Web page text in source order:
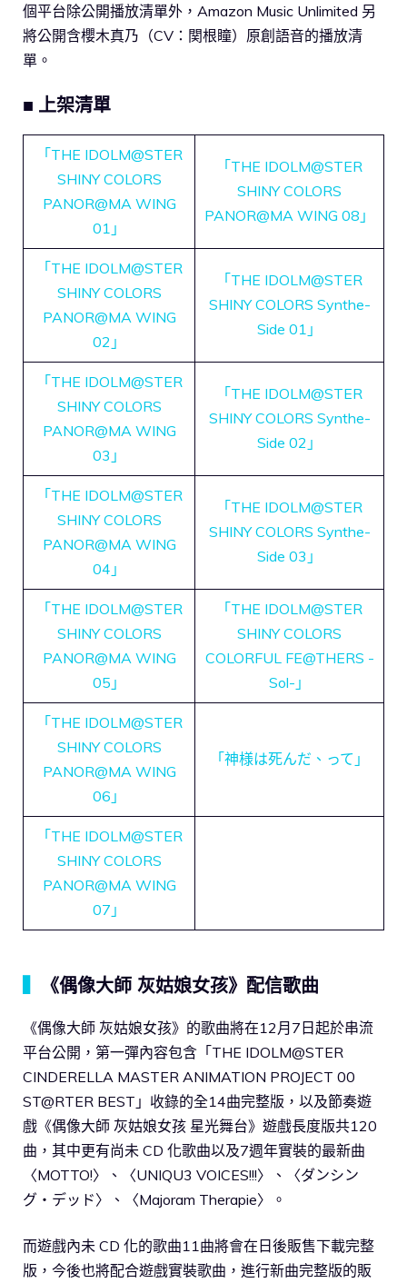
個平台除公開播放清單外，Amazon Music Unlimited 另
將公開含櫻木真乃（CV：関根瞳）原創語音的播放清
單。
■ 上架清單
「THE IDOLM@STER
SHINY COLORS
PANOR@MA WING
01」
「THE IDOLM@STER
SHINY COLORS
PANOR@MA WING 08」
「THE IDOLM@STER
SHINY COLORS
PANOR@MA WING
02」
「THE IDOLM@STER
SHINY COLORS Synthe-
Side 01」
「THE IDOLM@STER
SHINY COLORS
PANOR@MA WING
03」
「THE IDOLM@STER
SHINY COLORS Synthe-
Side 02」
「THE IDOLM@STER
SHINY COLORS
PANOR@MA WING
04」
「THE IDOLM@STER
SHINY COLORS Synthe-
Side 03」
「THE IDOLM@STER
SHINY COLORS
PANOR@MA WING
05」
「THE IDOLM@STER
SHINY COLORS
COLORFUL FE@THERS -
Sol-」
「THE IDOLM@STER
SHINY COLORS
PANOR@MA WING
06」
「神様は死んだ、って」
「THE IDOLM@STER
SHINY COLORS
PANOR@MA WING
07」
《偶像大師 灰姑娘女孩》配信歌曲
《偶像大師 灰姑娘女孩》的歌曲將在12月7日起於串流
平台公開，第一彈內容包含「THE IDOLM@STER
CINDERELLA MASTER ANIMATION PROJECT 00
ST@RTER BEST」收錄的全14曲完整版，以及節奏遊
戲《偶像大師 灰姑娘女孩 星光舞台》遊戲長度版共120
曲，其中更有尚未 CD 化歌曲以及7週年實裝的最新曲
〈MOTTO!〉、〈UNIQU3 VOICES!!!〉、〈ダンシン
グ・デッド〉、〈Majoram Therapie〉。
而遊戲內未 CD 化的歌曲11曲將會在日後販售下載完整
版，今後也將配合遊戲實裝歌曲，進行新曲完整版的販